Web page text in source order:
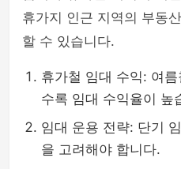
휴가지 인근 지역의 부동
할 수 있습니다.
휴가철 임대 수익: 여
수록 임대 수익율이 높
임대 운용 전략: 단기
을 고려해야 합니다.